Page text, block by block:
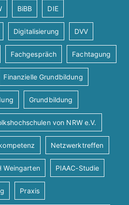
BiBB DIE
Digitalisierung DVV
Fachgespräch Fachtagung
Finanzielle Grundbildung
Grundbildung
von NRW e.V.
Netzwerktreffen
Weingarten PIAAC-Studie
Praxis